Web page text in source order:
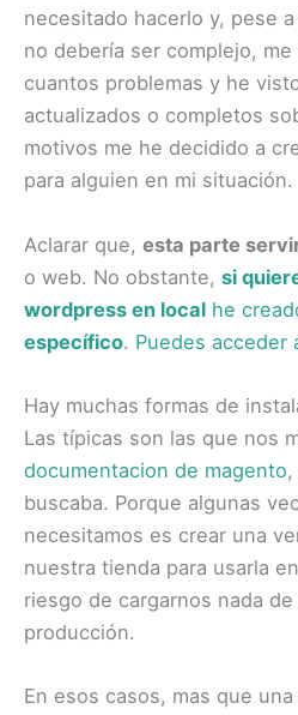
necesitado hacerlo y, pese
no debería ser complejo,
cuantos problemas y he
actualizados o completos
motivos me he decidido a
para alguien en mi situación.
Aclarar que, esta parte
o web. No obstante, si
wordpress en local he
específico. Puedes acceder
Hay muchas formas de
Las típicas son las que nos
documentacion de magento
buscaba. Porque algunas
necesitamos es crear una
nuestra tienda para usarla
riesgo de cargarnos nada
producción.
En esos casos, mas que